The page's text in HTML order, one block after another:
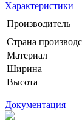
Характеристики
Производитель
Страна
Материал
Ширина
Высота
Документация